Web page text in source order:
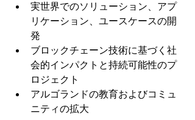
実世界でのソリューション、アプ
リケーション、ユースケースの開
発
ブロックチェーン技術に基づく社
会的インパクトと持続可能性のプ
ロジェクト
アルゴランドの教育およびコミュ
ニティの拡大